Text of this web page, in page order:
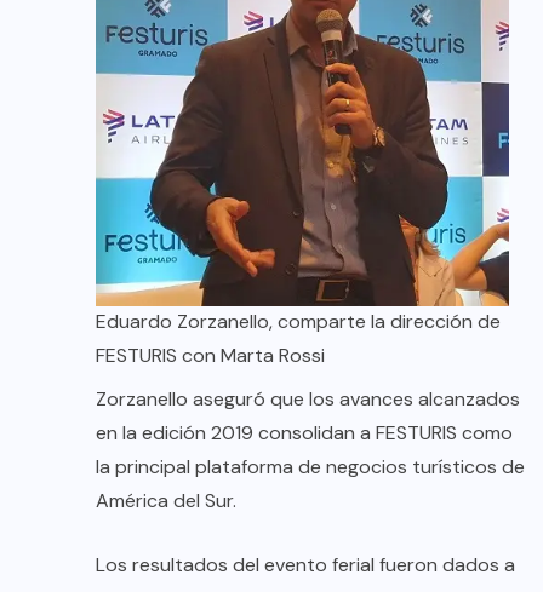
Eduardo Zorzanello, comparte la dirección de
FESTURIS con Marta Rossi
Zorzanello aseguró que los avances alcanzados
en la edición 2019 consolidan a FESTURIS como
la principal plataforma de negocios turísticos de
América del Sur.
Los resultados del evento ferial fueron dados a